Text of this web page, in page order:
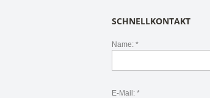
SCHNELLKONTAKT
Name: *
E-Mail: *